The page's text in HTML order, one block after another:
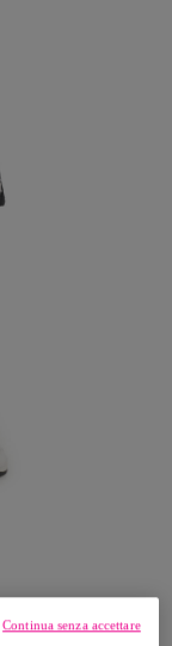
Continua senza accettare